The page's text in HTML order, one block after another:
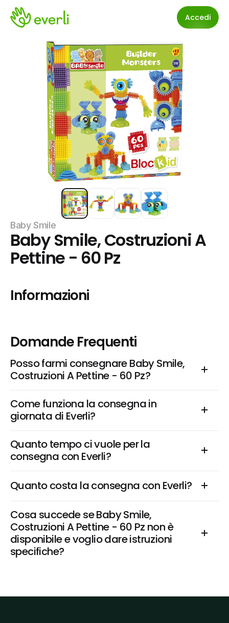
Accedi
Baby Smile
Baby Smile, Costruzioni A
Pettine - 60 Pz
Informazioni
Domande Frequenti
Posso farmi consegnare Baby Smile,
Costruzioni A Pettine - 60 Pz?
Come funziona la consegna in
giornata di Everli?
Quanto tempo ci vuole per la
consegna con Everli?
Quanto costa la consegna con Everli?
Cosa succede se Baby Smile,
Costruzioni A Pettine - 60 Pz non è
disponibile e voglio dare istruzioni
specifiche?